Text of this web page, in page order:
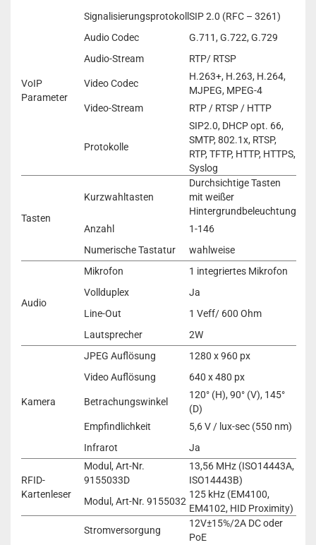
VoIP
Parameter
Signalisierungsprotokoll SIP 2.0 (RFC – 3261)
Audio Codec
G.711, G.722, G.729
Audio-Stream
RTP/ RTSP
Video Codec
H.263+, H.263, H.264,
MJPEG, MPEG-4
Video-Stream
RTP / RTSP / HTTP
Protokolle
SIP2.0, DHCP opt. 66,
SMTP, 802.1x, RTSP,
RTP, TFTP, HTTP, HTTPS,
Syslog
Tasten
Kurzwahltasten
Durchsichtige Tasten
mit weißer
Hintergrundbeleuchtung
Anzahl
1-146
Numerische Tastatur
wahlweise
Audio
Mikrofon
1 integriertes Mikrofon
Vollduplex
Ja
Line-Out
1 Veff/ 600 Ohm
Lautsprecher
2W
Kamera
JPEG Auflösung
1280 x 960 px
Video Auflösung
640 x 480 px
Betrachungswinkel
120° (H), 90° (V), 145°
(D)
Empfindlichkeit
5,6 V / lux-sec (550 nm)
Infrarot
Ja
RFID-
Kartenleser
Modul, Art-Nr.
9155033D
13,56 MHz (ISO14443A,
ISO14443B)
Modul, Art-Nr. 9155032
125 kHz (EM4100,
EM4102, HID Proximity)
Stromversorgung
12V±15%/2A DC oder
PoE